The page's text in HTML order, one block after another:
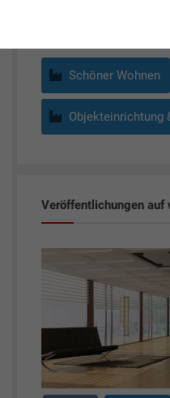
Schöner Wohnen
Objekteinrichtung
Veröffentlichungen auf